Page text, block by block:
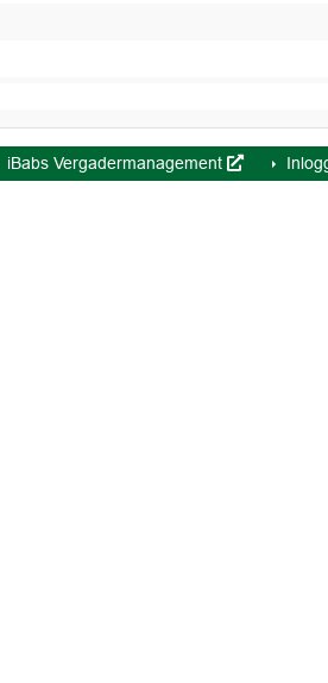
iBabs Vergadermanagement